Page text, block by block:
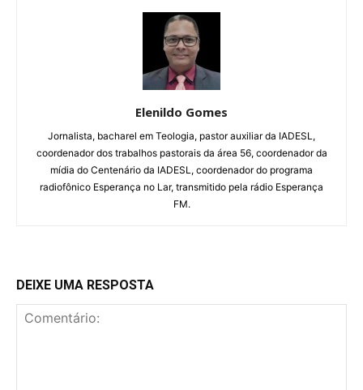
Elenildo Gomes
Jornalista, bacharel em Teologia, pastor auxiliar da IADESL,
coordenador dos trabalhos pastorais da área 56, coordenador da
mídia do Centenário da IADESL, coordenador do programa
radiofônico Esperança no Lar, transmitido pela rádio Esperança
FM.
DEIXE UMA RESPOSTA